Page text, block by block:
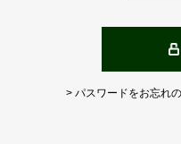
> パスワードをお忘れ